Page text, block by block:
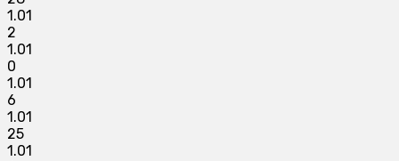
1.01
2
1.01
0
1.01
6
1.01
25
1.01